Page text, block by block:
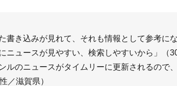
書き込みが見れて、それも情報として参考に
ニュースが見やすい、検索しやすいから」（
ルのニュースがタイムリーに更新されるので
／滋賀県）